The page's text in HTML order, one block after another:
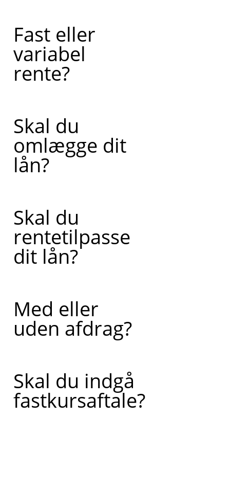
Fast eller
variabel
rente?
Skal du
omlægge dit
lån?
Skal du
rentetilpasse
dit lån?
Med eller
uden afdrag?
Skal du indgå
fastkursaftale?